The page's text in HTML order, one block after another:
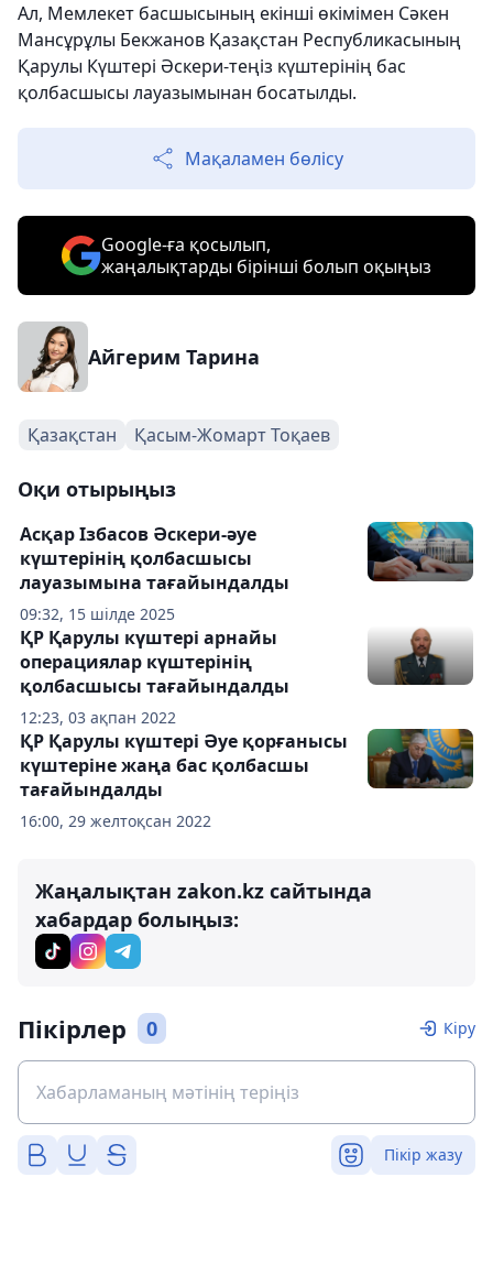
Ал, Мемлекет басшысының екінші өкімімен Сәкен
Мансұрұлы Бекжанов Қазақстан Республикасының
Қарулы Күштері Әскери-теңіз күштерінің бас
қолбасшысы лауазымынан босатылды.
Мақаламен бөлісу
Google-ға қосылып,
жаңалықтарды бірінші болып оқыңыз
Айгерим Тарина
Қазақстан Қасым-Жомарт Тоқаев
Оқи отырыңыз
09:32, 15 шілде 2025
Асқар Ізбасов Әскери-әуе
күштерінің қолбасшысы
лауазымына тағайындалды
12:23, 03 ақпан 2022
ҚР Қарулы күштері арнайы
операциялар күштерінің
қолбасшысы тағайындалды
16:00, 29 желтоқсан 2022
ҚР Қарулы күштері Әуе қорғанысы
күштеріне жаңа бас қолбасшы
тағайындалды
Жаңалықтан zakon.kz сайтында
хабардар болыңыз:
Пікірлер 0 Кіру
Пікір жазу